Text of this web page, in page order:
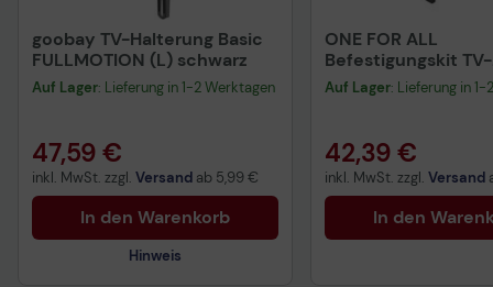
goobay TV-Halterung Basic
FULLMOTION (L) schwarz
Auf Lager: Lieferung in 1-2 Werktagen
47,59 €
inkl. MwSt. zzgl. Versand ab 5,99 €
In den Warenkorb
Hinweis
ONE FOR ALL
Befestigungskit TV-
Wandhalterung
Auf Lager: Lieferung in
42,39 €
inkl. MwSt. zzgl. Versand
In den